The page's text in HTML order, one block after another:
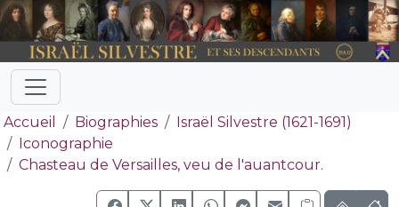
Accueil Biographies
Israël Silvestre (1621-1691)
Iconographie
Chasteau de Versailles, veu de l'auantcour.